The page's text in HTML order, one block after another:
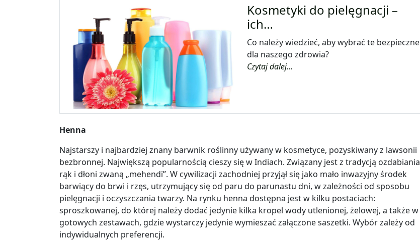
Kosmetyki do pielęgnacji –
ich…
Co należy wiedzieć, aby wybrać te bezpieczne
dla naszego zdrowia?
Czytaj dalej...
Henna
Najstarszy i najbardziej znany barwnik roślinny używany w kosmetyce, pozyskiwany z lawsonii
bezbronnej. Największą popularnością cieszy się w Indiach. Związany jest z tradycją ozdabiania
rąk i dłoni zwaną „mehendi”. W cywilizacji zachodniej przyjął się jako mało inwazyjny środek
barwiący do brwi i rzęs, utrzymujący się od paru do parunastu dni, w zależności od sposobu
pielęgnacji i oczyszczania twarzy. Na rynku henna dostępna jest w kilku postaciach:
sproszkowanej, do której należy dodać jedynie kilka kropel wody utlenionej, żelowej, a także w
gotowych zestawach, gdzie wystarczy jedynie wymieszać załączone saszetki. Wybór zależy od
indywidualnych preferencji.